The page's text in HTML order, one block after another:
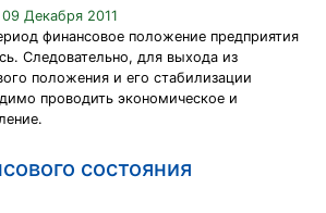
Декабря 2011
финансовое положение предприятия
Следовательно, для выхода из
положения и его стабилизации
проводить экономическое и
состояния